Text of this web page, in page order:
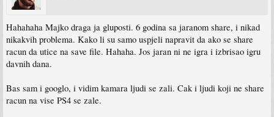
Hahahaha Majko draga ja gluposti. 6 godina sa jaranom share, i nikad
nikakvih problema. Kako li su samo uspjeli napravit da ako se share
racun da utice na save file. Hahaha. Jos jaran ni ne igra i izbrisao igru
davnih dana.
Bas sam i googlo, i vidim kamara ljudi se zali. Cak i ljudi koji ne share
racun na vise PS4 se zale.